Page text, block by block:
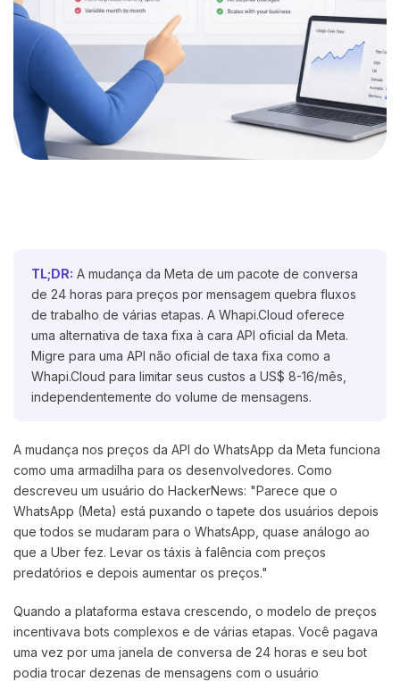
TL;DR: A mudança da Meta de um pacote de conversa
de 24 horas para preços por mensagem quebra fluxos
de trabalho de várias etapas. A Whapi.Cloud oferece
uma alternativa de taxa fixa à cara API oficial da Meta.
Migre para uma API não oficial de taxa fixa como a
Whapi.Cloud para limitar seus custos a US$ 8-16/mês,
independentemente do volume de mensagens.
A mudança nos preços da API do WhatsApp da Meta funciona
como uma armadilha para os desenvolvedores. Como
descreveu um usuário do HackerNews: "Parece que o
WhatsApp (Meta) está puxando o tapete dos usuários depois
que todos se mudaram para o WhatsApp, quase análogo ao
que a Uber fez. Levar os táxis à falência com preços
predatórios e depois aumentar os preços."
Quando a plataforma estava crescendo, o modelo de preços
incentivava bots complexos e de várias etapas. Você pagava
uma vez por uma janela de conversa de 24 horas e seu bot
podia trocar dezenas de mensagens com o usuário